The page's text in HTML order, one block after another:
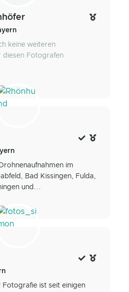
keine weiteren
diesen Fotografen
im
Bad Kissingen, Fulda,
und...
Fotografie ist seit einigen